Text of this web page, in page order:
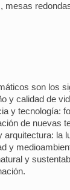
mesas
son los
y calidad de
y tecnología:
de nuevas
arquitectura: la
y
y